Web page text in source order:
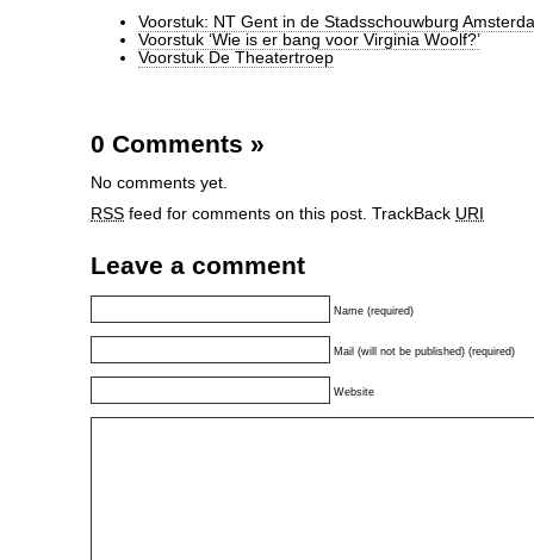
Voorstuk: NT Gent in de Stadsschouwburg
Voorstuk ‘Wie is er bang voor Virginia Woolf?’
Voorstuk De Theatertroep
0 Comments »
No comments yet.
RSS feed for comments on this post. TrackBack URI
Leave a comment
Name (required)
Mail (will not be published) (required)
Website